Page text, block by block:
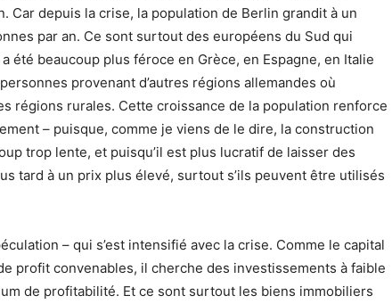
Car depuis la crise, la population de Berlin grandit à un
par an. Ce sont surtout des européens du Sud qui
été beaucoup plus féroce en Grèce, en Espagne, en Italie
provenant d’autres régions allemandes où
régions rurales. Cette croissance de la population renforce
– puisque, comme je viens de le dire, la construction
trop lente, et puisqu’il est plus lucratif de laisser des
tard à un prix plus élevé, surtout s’ils peuvent être utilisés
– qui s’est intensifié avec la crise. Comme le capital
profit convenables, il cherche des investissements à faible
de profitabilité. Et ce sont surtout les biens immobiliers